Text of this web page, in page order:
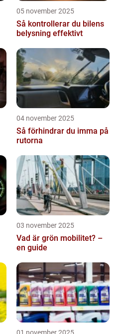
05 november 2025
Så kontrollerar du bilens
belysning effektivt
04 november 2025
Så förhindrar du imma på
rutorna
03 november 2025
Vad är grön mobilitet? –
en guide